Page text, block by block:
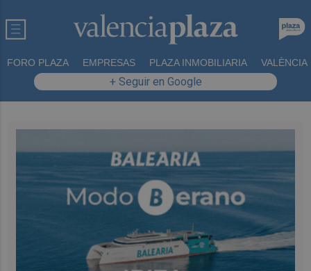
FORO PLAZA EMPRESAS PLAZA INMOBILIARIA VALÈNCIA
+ Seguir en Google